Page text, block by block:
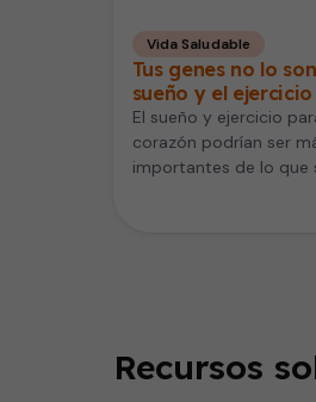
Vida Saludable
Tus genes no lo
sueño y el
El sueño y ejercicio
corazón podrían ser
importantes de lo que
Recursos